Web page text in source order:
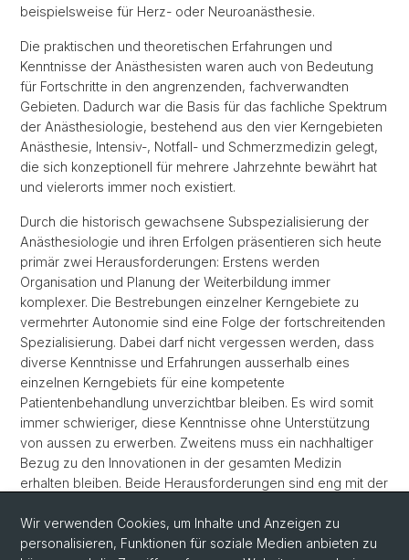
beispielsweise für Herz- oder Neuroanästhesie.
Die praktischen und theoretischen Erfahrungen und
Kenntnisse der Anästhesisten waren auch von Bedeutung
für Fortschritte in den angrenzenden, fachverwandten
Gebieten. Dadurch war die Basis für das fachliche Spektrum
der Anästhesiologie, bestehend aus den vier Kerngebieten
Anästhesie, Intensiv-, Notfall- und Schmerzmedizin gelegt,
die sich konzeptionell für mehrere Jahrzehnte bewährt hat
und vielerorts immer noch existiert.
Durch die historisch gewachsene Subspezialisierung der
Anästhesiologie und ihren Erfolgen präsentieren sich heute
primär zwei Herausforderungen: Erstens werden
Organisation und Planung der Weiterbildung immer
komplexer. Die Bestrebungen einzelner Kerngebiete zu
vermehrter Autonomie sind eine Folge der fortschreitenden
Spezialisierung. Dabei darf nicht vergessen werden, dass
diverse Kenntnisse und Erfahrungen ausserhalb eines
einzelnen Kerngebiets für eine kompetente
Patientenbehandlung unverzichtbar bleiben. Es wird somit
immer schwieriger, diese Kenntnisse ohne Unterstützung
von aussen zu erwerben. Zweitens muss ein nachhaltiger
Bezug zu den Innovationen in der gesamten Medizin
erhalten bleiben. Beide Herausforderungen sind eng mit der
angesichts ihrer heutigen Sicherheit als «akademisches
Sparpotential» zu betrachten sind kritisch zu hinterfragen.
Wir verwenden Cookies, um Inhalte und Anzeigen zu
personalisieren, Funktionen für soziale Medien anbieten zu